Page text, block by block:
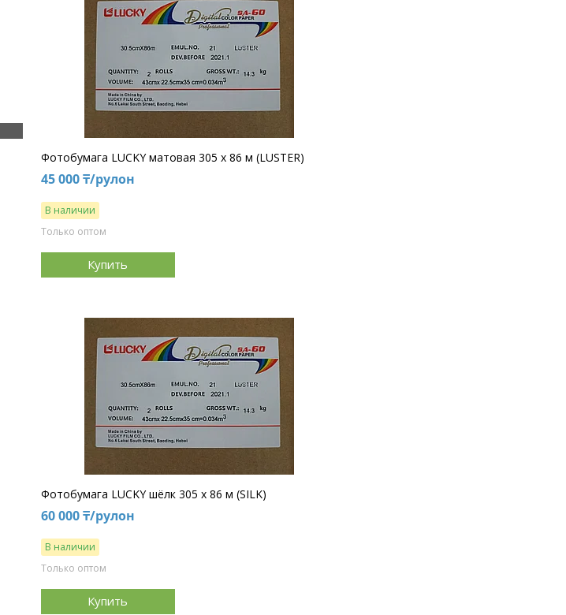
Фотобумага LUCKY матовая 305 х 86 м (LUSTER)
45 000 ₸/рулон
В наличии
Только оптом
Купить
Фотобумага LUCKY шёлк 305 х 86 м (SILK)
60 000 ₸/рулон
В наличии
Только оптом
Купить